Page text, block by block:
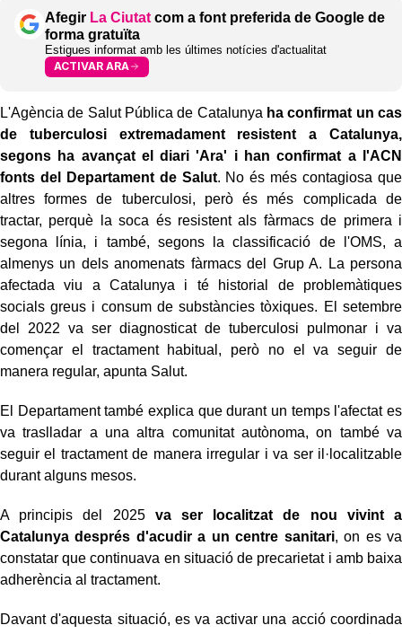
Afegir La Ciutat com a font preferida de Google de
forma gratuïta
Estigues informat amb les últimes notícies d'actualitat
ACTIVAR ARA
L'Agència de Salut Pública de Catalunya ha confirmat un cas
de tuberculosi extremadament resistent a Catalunya,
segons ha avançat el diari 'Ara' i han confirmat a l'ACN
fonts del Departament de Salut. No és més contagiosa que
altres formes de tuberculosi, però és més complicada de
tractar, perquè la soca és resistent als fàrmacs de primera i
segona línia, i també, segons la classificació de l'OMS, a
almenys un dels anomenats fàrmacs del Grup A. La persona
afectada viu a Catalunya i té historial de problemàtiques
socials greus i consum de substàncies tòxiques. El setembre
del 2022 va ser diagnosticat de tuberculosi pulmonar i va
començar el tractament habitual, però no el va seguir de
manera regular, apunta Salut.
El Departament també explica que durant un temps l'afectat es
va traslladar a una altra comunitat autònoma, on també va
seguir el tractament de manera irregular i va ser il·localitzable
durant alguns mesos.
A principis del 2025va ser localitzat de nou vivint a
Catalunya després d'acudir a un centre sanitari, on es va
constatar que continuava en situació de precarietat i amb baixa
adherència al tractament.
Davant d'aquesta situació, es va activar una acció coordinada